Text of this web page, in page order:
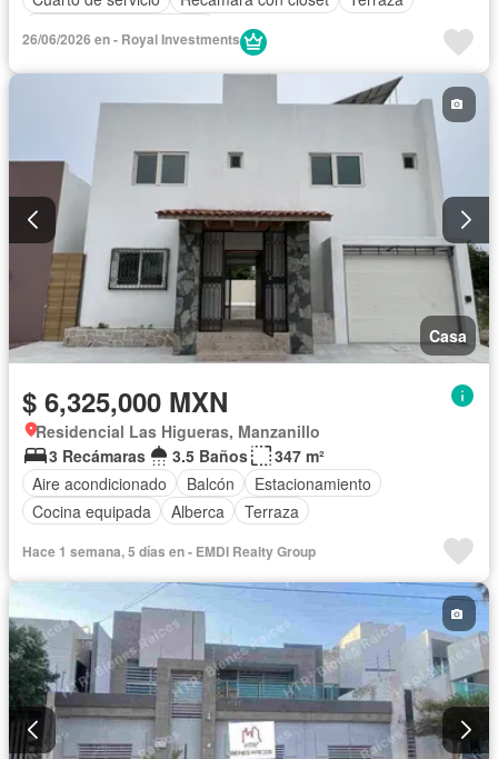
26/06/2026 en - Royal Investments
Casa
$ 6,325,000 MXN
Residencial Las Higueras, Manzanillo
3 Recámaras
3.5 Baños
347 m²
Aire acondicionado
Balcón
Estacionamiento
Cocina equipada
Alberca Terraza
Hace 1 semana, 5 días en - EMDI Realty Group